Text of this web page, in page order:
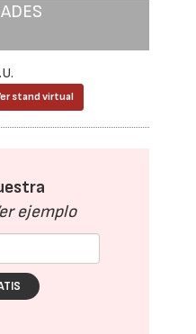
stand virtual
ejemplo